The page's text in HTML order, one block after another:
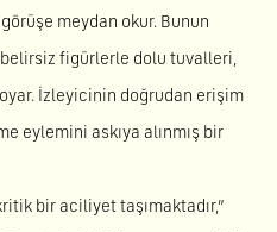
meydan okur. Bunun
figürlerle dolu tuvalleri,
İzleyicinin doğrudan erişim
eylemini askıya alınmış bir
bir aciliyet taşımaktadır,”